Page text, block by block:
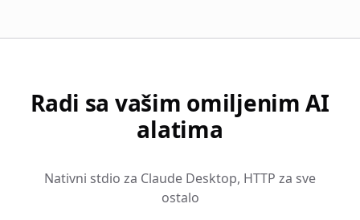
Radi sa vašim omiljenim AI
alatima
Nativni stdio za Claude Desktop, HTTP za sve
ostalo